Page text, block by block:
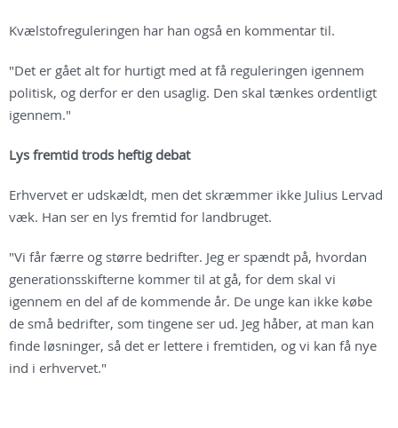
Kvælstofreguleringen har han også en kommentar til.
"Det er gået alt for hurtigt med at få reguleringen igennem
politisk, og derfor er den usaglig. Den skal tænkes ordentligt
igennem."
Lys fremtid trods heftig debat
Erhvervet er udskældt, men det skræmmer ikke Julius Lervad
væk. Han ser en lys fremtid for landbruget.
"Vi får færre og større bedrifter. Jeg er spændt på, hvordan
generationsskifterne kommer til at gå, for dem skal vi
igennem en del af de kommende år. De unge kan ikke købe
de små bedrifter, som tingene ser ud. Jeg håber, at man kan
finde løsninger, så det er lettere i fremtiden, og vi kan få nye
ind i erhvervet."